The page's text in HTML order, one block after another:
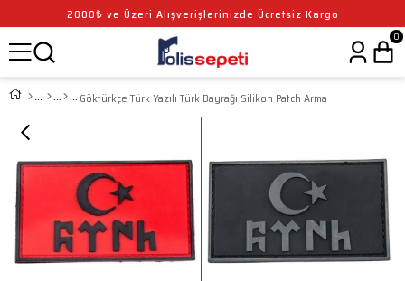
2000₺ ve Üzeri Alışverişlerinizde Ücretsiz Kargo
0
Göktürkçe Türk Yazılı Türk Bayrağı Silikon Patch Arma